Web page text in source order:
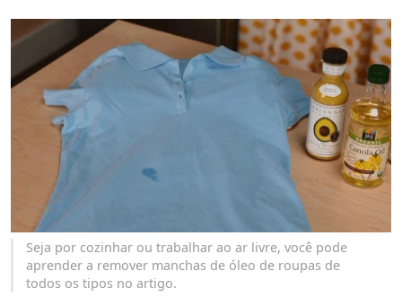
Seja por cozinhar ou trabalhar ao ar livre, você pode
aprender a remover manchas de óleo de roupas de
todos os tipos no artigo.